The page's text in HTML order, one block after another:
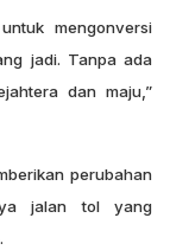
mengonversi
jadi. Tanpa ada
dan maju,”
perubahan
jalan tol yang